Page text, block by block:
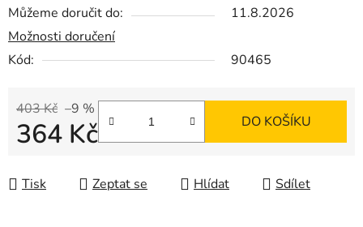
Můžeme doručit do:
11.8.2026
Možnosti doručení
Kód:
90465
403 Kč –9 %
364 Kč DO KOŠÍKU
Tisk Zeptat se Hlídat Sdílet